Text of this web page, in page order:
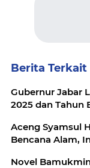
Berita Terkait
Gubernur Jabar
2025 dan Tahun
Aceng Syamsul
Bencana Alam,
Novel